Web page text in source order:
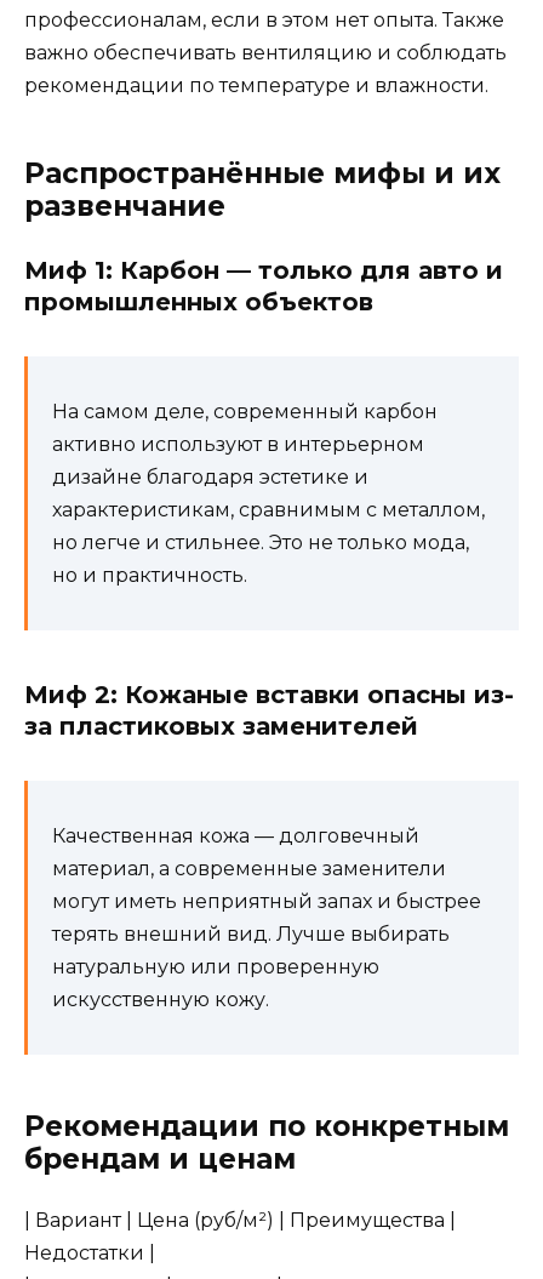
профессионалам, если в этом нет опыта. Также
важно обеспечивать вентиляцию и соблюдать
рекомендации по температуре и влажности.
Распространённые мифы и их
развенчание
Миф 1: Карбон — только для авто и
промышленных объектов
На самом деле, современный карбон
активно используют в интерьерном
дизайне благодаря эстетике и
характеристикам, сравнимым с металлом,
но легче и стильнее. Это не только мода,
но и практичность.
Миф 2: Кожаные вставки опасны из-
за пластиковых заменителей
Качественная кожа — долговечный
материал, а современные заменители
могут иметь неприятный запах и быстрее
терять внешний вид. Лучше выбирать
натуральную или проверенную
искусственную кожу.
Рекомендации по конкретным
брендам и ценам
| Вариант | Цена (руб/м²) | Преимущества |
Недостатки |